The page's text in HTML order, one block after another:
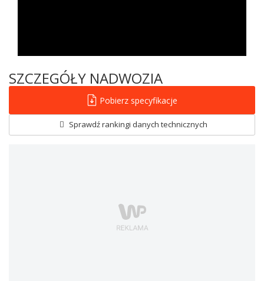
SZCZEGÓŁY NADWOZIA
Pobierz specyfikacje
Sprawdź rankingi danych technicznych